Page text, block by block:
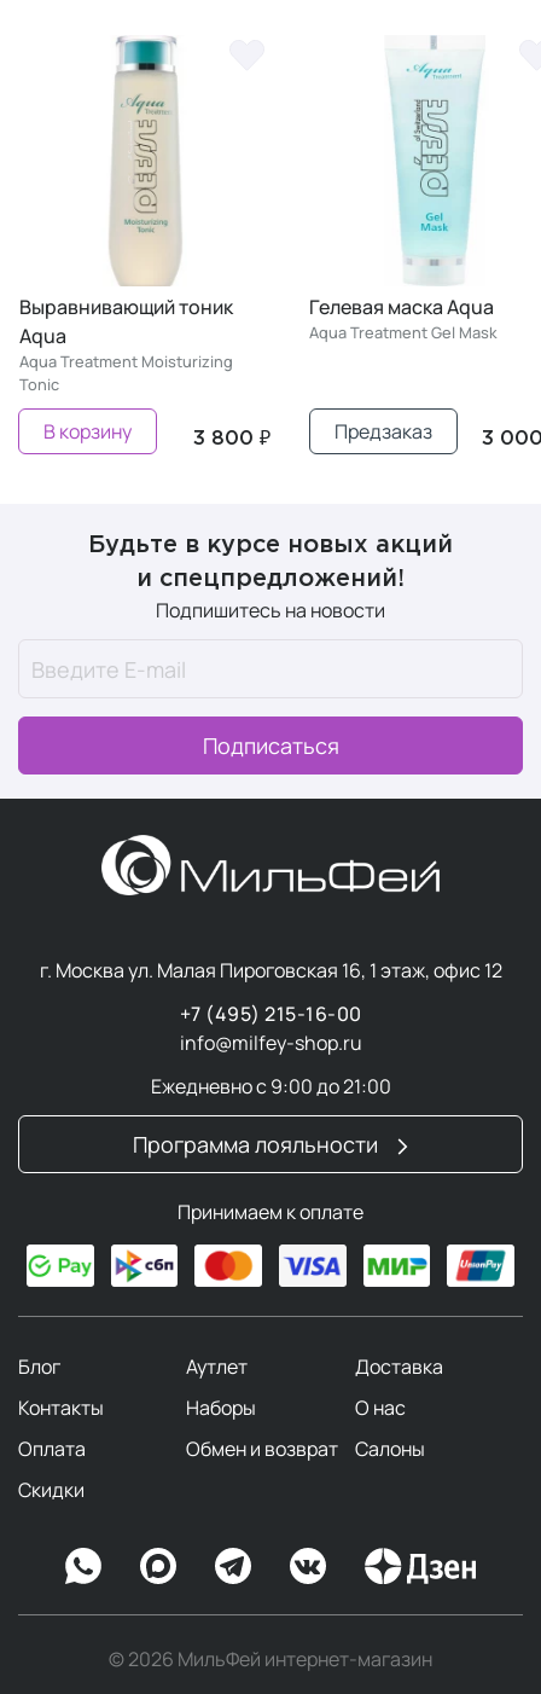
Выравнивающий тоник
Aqua
Aqua Treatment Moisturizing
Tonic
3 800 ₽
В корзину
Гелевая маска Aqua
Aqua Treatment Gel Mask
3
Предзаказ
Будьте в курсе новых акций
и спецпредложений!
Подпишитесь на новости
Подписаться
г. Москва ул. Малая Пироговская 16, 1 этаж, офис 12
+7 (495) 215-16-00
info@milfey-shop.ru
Ежедневно с 9:00 до 21:00
Программа лояльности
Принимаем к оплате
Блог Аутлет
Доставка
Контакты
Наборы
О нас
Оплата
Обмен и возврат
Салоны
Скидки
© 2026 МильФей интернет-магазин